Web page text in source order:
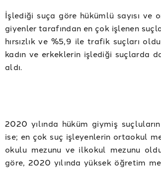
İşlediği suça göre hükümlü sayısı ve
giyenler tarafından en çok işlenen
hırsızlık ve %5,9 ile trafik suçları
kadın ve erkeklerin işlediği suçlarda
aldı.
2020 yılında hüküm giymiş
ise; en çok suç işleyenlerin ortaokul
okulu mezunu ve ilkokul mezunu
göre, 2020 yılında yüksek öğretim